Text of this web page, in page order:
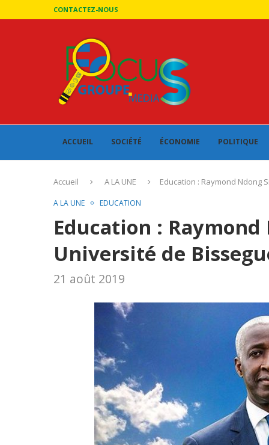
CONTACTEZ-NOUS
ACCUEIL SOCIÉTÉ ÉCONOMIE POLITIQUE
Accueil A LA UNE Education : Raymond Ndong
A LA UNE EDUCATION
Education : Raymond
Université de
21 août 2019